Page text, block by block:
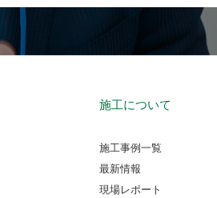
施工について
施工事例一覧
最新情報
現場レポート